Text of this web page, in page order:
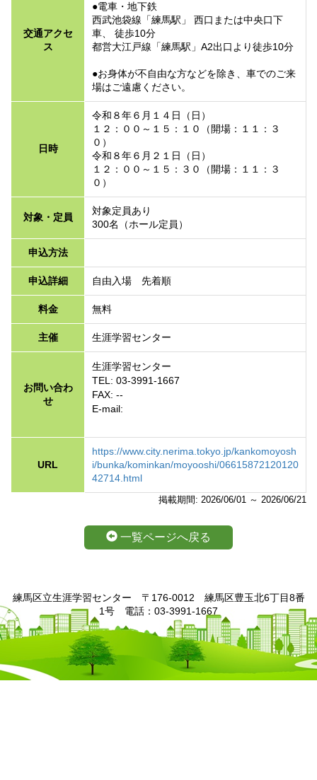
交通アクセ
ス
●電車・地下鉄
西武池袋線「練馬駅」 西口または中央口下
車、 徒歩10分
都営大江戸線「練馬駅」A2出口より徒歩10分
●お身体が不自由な方などを除き、車でのご来
場はご遠慮ください。
日時
令和８年６月１４日（日）
１２：００～１５：１０（開場：１１：３
０）
令和８年６月２１日（日）
１２：００～１５：３０（開場：１１：３
０）
対象・定員
対象定員あり
300名（ホール定員）
申込方法
申込詳細 自由入場 先着順
料金 無料
主催 生涯学習センター
お問い合わ
せ
生涯学習センター
TEL: 03-3991-1667
FAX: --
E-mail:
URL
https://www.city.nerima.tokyo.jp/kankomoyosh
i/bunka/kominkan/moyooshi/06615872120120
42714.html
掲載期間: 2026/06/01 ～ 2026/06/21
一覧ページへ戻る
練馬区立生涯学習センター 〒176-0012 練馬区豊玉北6丁目8番
1号 電話：03-3991-1667